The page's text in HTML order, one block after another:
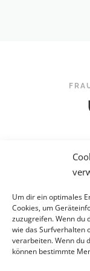
Um dir ein optimales
Cookies, um
zuzugreifen. Wenn du
wie das Surfverhalten
verarbeiten. Wenn du
können bestimmte
Der Verein
Im Frauenhaus
arbeiten